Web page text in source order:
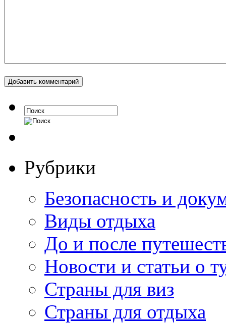
Рубрики
Безопасность и
Виды отдыха
До и после
Новости и статьи о
Страны для виз
Страны для отдыха